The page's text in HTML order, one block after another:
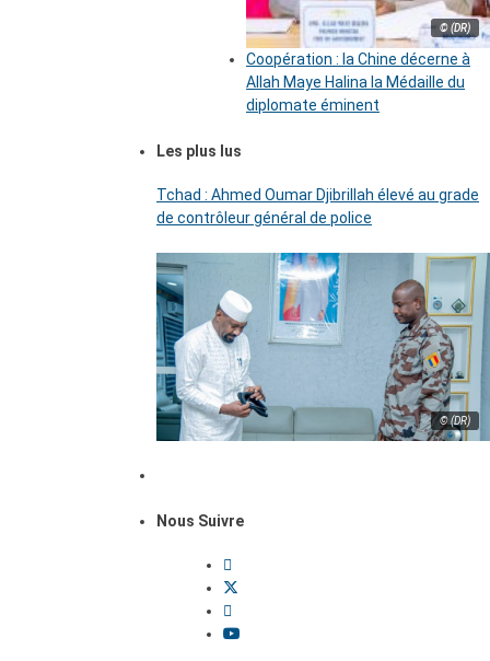
© (DR)
Coopération : la Chine décerne à
Allah Maye Halina la Médaille du
diplomate éminent
Les plus lus
Tchad : Ahmed Oumar Djibrillah élevé au grade
de contrôleur général de police
© (DR)
Nous Suivre